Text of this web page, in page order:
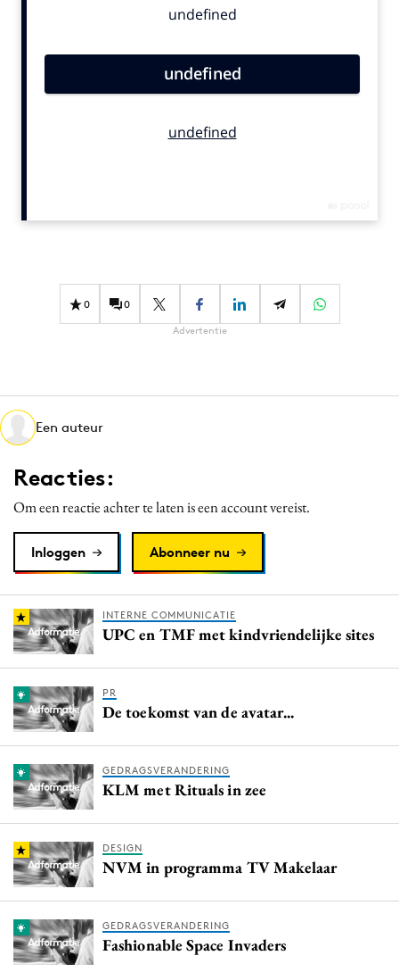
Contentmarketing
Effectiviteit
Gedragsverandering
Martech
Media
Merkstrategie
PR
Programmatic
Reputatie & crisis
0 0
Advertentie
Een auteur
Reacties:
Om een reactie achter te laten is een account vereist.
Inloggen Abonneer nu
INTERNE COMMUNICATIE
UPC en TMF met kindvriendelijke sites
PR
De toekomst van de avatar...
GEDRAGSVERANDERING
KLM met Rituals in zee
DESIGN
NVM in programma TV Makelaar
GEDRAGSVERANDERING
Fashionable Space Invaders